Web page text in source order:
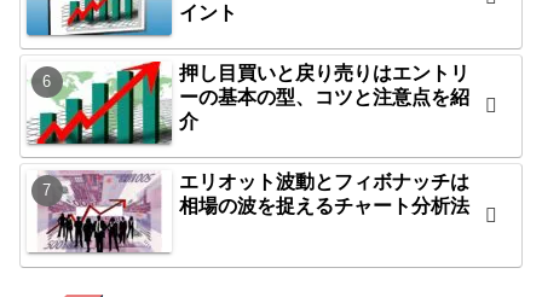
イント
押し目買いと戻り売りはエントリ
ーの基本の型、コツと注意点を紹
介
エリオット波動とフィボナッチは
相場の波を捉えるチャート分析法